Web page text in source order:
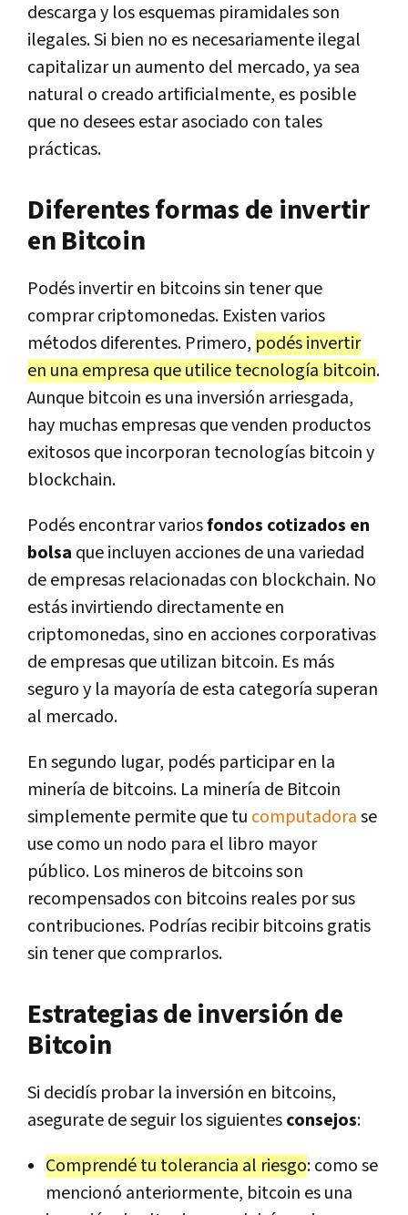
descarga y los esquemas piramidales son
ilegales. Si bien no es necesariamente ilegal
capitalizar un aumento del mercado, ya sea
natural o creado artificialmente, es posible
que no desees estar asociado con tales
prácticas.
Diferentes formas de invertir
en Bitcoin
Podés invertir en bitcoins sin tener que
comprar criptomonedas. Existen varios
métodos diferentes. Primero, podés invertir
en una empresa que utilice tecnología bitcoin.
Aunque bitcoin es una inversión arriesgada,
hay muchas empresas que venden productos
exitosos que incorporan tecnologías bitcoin y
blockchain.
Podés encontrar variosfondos cotizados en
bolsa que incluyen acciones de una variedad
de empresas relacionadas con blockchain. No
estás invirtiendo directamente en
criptomonedas, sino en acciones corporativas
de empresas que utilizan bitcoin. Es más
seguro y la mayoría de esta categoría superan
al mercado.
En segundo lugar, podés participar en la
minería de bitcoins. La minería de Bitcoin
simplemente permite que tu computadorase
use como un nodo para el libro mayor
público. Los mineros de bitcoins son
recompensados con bitcoins reales por sus
contribuciones. Podrías recibir bitcoins gratis
sin tener que comprarlos.
Estrategias de inversión de
Bitcoin
Si decidís probar la inversión en bitcoins,
asegurate de seguir los siguientesconsejos:
Comprendé tu tolerancia al riesgo: como se
mencionó anteriormente, bitcoin es una